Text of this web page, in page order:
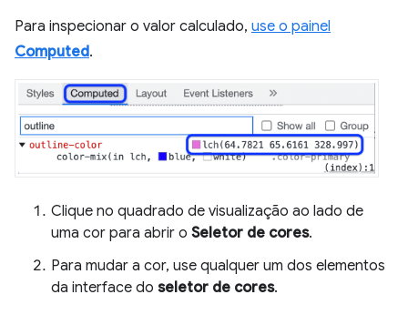
Para inspecionar o valor calculado, use o painel
Computed.
Clique no quadrado de visualização ao lado de
uma cor para abrir o Seletor de cores.
Para mudar a cor, use qualquer um dos elementos
da interface do seletor de cores.